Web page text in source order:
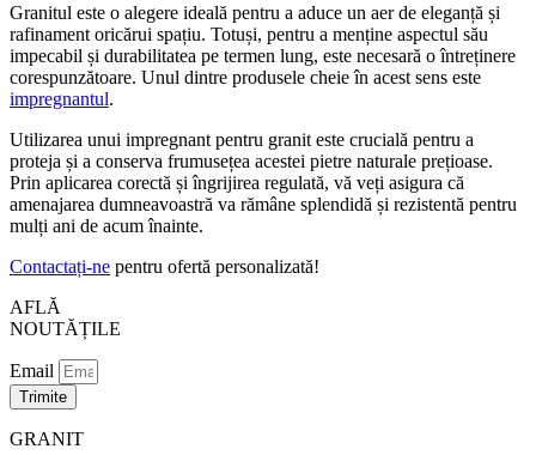
Granitul este o alegere ideală pentru a aduce un aer de eleganță și
rafinament oricărui spațiu. Totuși, pentru a menține aspectul său
impecabil și durabilitatea pe termen lung, este necesară o întreținere
corespunzătoare. Unul dintre produsele cheie în acest sens este
impregnantul.
Utilizarea unui impregnant pentru granit este crucială pentru a
proteja și a conserva frumusețea acestei pietre naturale prețioase.
Prin aplicarea corectă și îngrijirea regulată, vă veți asigura că
amenajarea dumneavoastră va rămâne splendidă și rezistentă pentru
mulți ani de acum înainte.
Contactați-ne pentru ofertă personalizată!
AFLĂ
NOUTĂȚILE
Email
Trimite
GRANIT